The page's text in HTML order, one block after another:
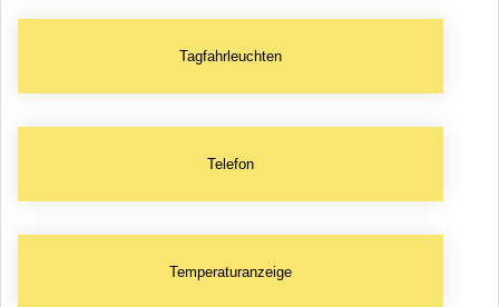
Tagfahrleuchten
Telefon
Temperaturanzeige